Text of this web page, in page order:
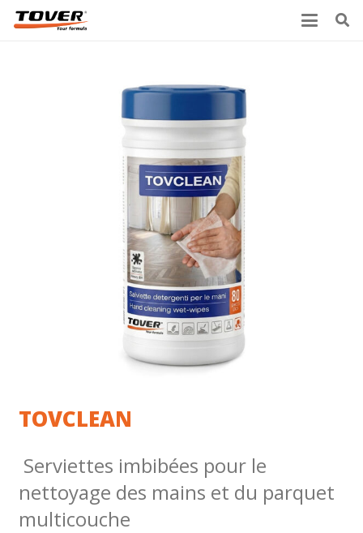
TOVCLEAN
Serviettes imbibées pour le
nettoyage des mains et du parquet
multicouche